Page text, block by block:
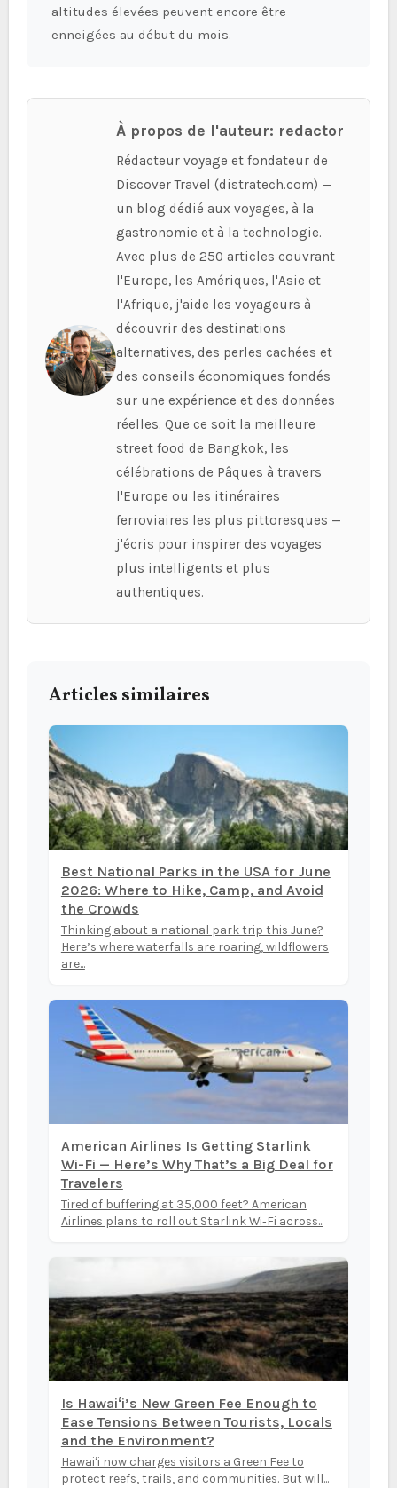
altitudes élevées peuvent encore être
enneigées au début du mois.
À propos de l'auteur: redactor
Rédacteur voyage et fondateur de
Discover Travel (distratech.com) —
un blog dédié aux voyages, à la
gastronomie et à la technologie.
Avec plus de 250 articles couvrant
l'Europe, les Amériques, l'Asie et
l'Afrique, j'aide les voyageurs à
découvrir des destinations
alternatives, des perles cachées et
des conseils économiques fondés
sur une expérience et des données
réelles. Que ce soit la meilleure
street food de Bangkok, les
célébrations de Pâques à travers
l'Europe ou les itinéraires
ferroviaires les plus pittoresques —
j'écris pour inspirer des voyages
plus intelligents et plus
authentiques.
Articles similaires
Best National Parks in the USA for June
2026: Where to Hike, Camp, and Avoid
the Crowds
Thinking about a national park trip this June?
Here’s where waterfalls are roaring, wildflowers
are...
American Airlines Is Getting Starlink
Wi-Fi — Here’s Why That’s a Big Deal for
Travelers
Tired of buffering at 35,000 feet? American
Airlines plans to roll out Starlink Wi‑Fi across...
Is Hawaiʻi’s New Green Fee Enough to
Ease Tensions Between Tourists, Locals
and the Environment?
Hawaiʻi now charges visitors a Green Fee to
protect reefs, trails, and communities. But will...